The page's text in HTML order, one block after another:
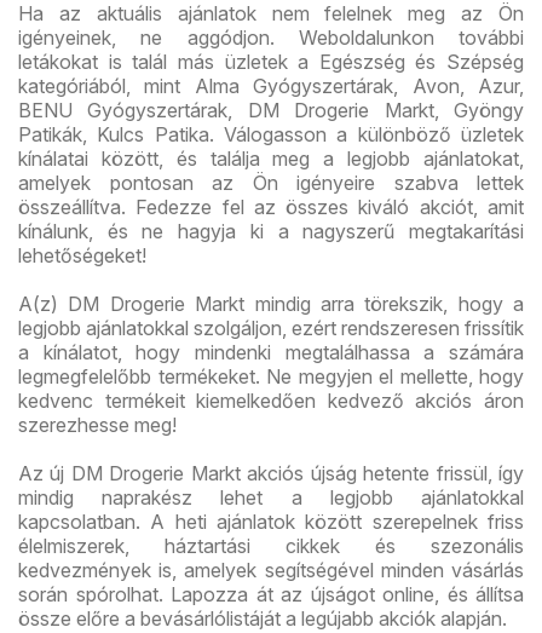
Ha az aktuális ajánlatok nem felelnek meg az Ön
igényeinek, ne aggódjon. Weboldalunkon további
letákokat is talál más üzletek a Egészség és Szépség
kategóriából, mint Alma Gyógyszertárak, Avon, Azur,
BENU Gyógyszertárak, DM Drogerie Markt, Gyöngy
Patikák, Kulcs Patika. Válogasson a különböző üzletek
kínálatai között, és találja meg a legjobb ajánlatokat,
amelyek pontosan az Ön igényeire szabva lettek
összeállítva. Fedezze fel az összes kiváló akciót, amit
kínálunk, és ne hagyja ki a nagyszerű megtakarítási
lehetőségeket!
A(z) DM Drogerie Markt mindig arra törekszik, hogy a
legjobb ajánlatokkal szolgáljon, ezért rendszeresen frissítik
a kínálatot, hogy mindenki megtalálhassa a számára
legmegfelelőbb termékeket. Ne megyjen el mellette, hogy
kedvenc termékeit kiemelkedően kedvező akciós áron
szerezhesse meg!
Az új DM Drogerie Markt akciós újság hetente frissül, így
mindig naprakész lehet a legjobb ajánlatokkal
kapcsolatban. A heti ajánlatok között szerepelnek friss
élelmiszerek, háztartási cikkek és szezonális
kedvezmények is, amelyek segítségével minden vásárlás
során spórolhat. Lapozza át az újságot online, és állítsa
össze előre a bevásárlólistáját a legújabb akciók alapján.